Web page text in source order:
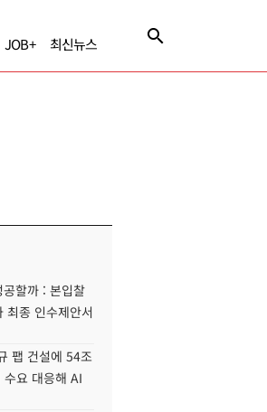
JOB+ 최신뉴스
할까 : 본입찰
최종 인수제안서
팹 건설에 54조
요 대응해 AI